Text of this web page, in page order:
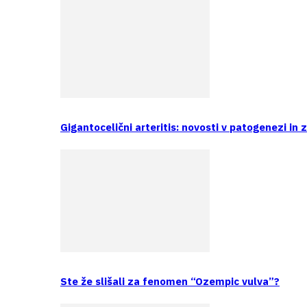
Gigantocelični arteritis: novosti v patogenezi in
Ste že slišali za fenomen “Ozempic vulva”?